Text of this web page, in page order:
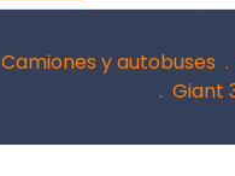
Camiones y autobuses
Giant